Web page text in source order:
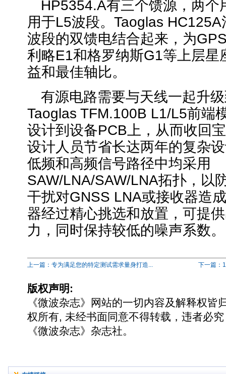
HP5354.A有三个馈源，两个
用于L5波段。Taoglas
波段的双馈电结合起来，为
利略E1和格罗纳斯G1等上层星
益和最佳轴比。
有源电路需要与天线一起升
Taoglas TFM.100B L1/L5前端
设计到设备PCB上，从而收回
设计人员节省长达两年的复杂
低频和高频信号路径中均采用
SAW/LNA/SAW/LNA拓扑，以
干扰对GNSS LNA或接收器造
器经过精心挑选和放置，可提
力，同时保持较低的噪声系数。
上一篇：专为满足您的特定测试需求量身打造... 下一篇：
版权声明:
《微波杂志》网站的一切内容及解释权皆
权所有, 未经书面同意不得转载，违者必
《微波杂志》杂志社。